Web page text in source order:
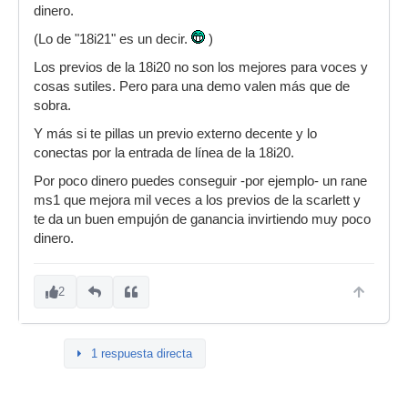
dinero.
(Lo de "18i21" es un decir.
)
Los previos de la 18i20 no son los mejores para voces y
cosas sutiles. Pero para una demo valen más que de
sobra.
Y más si te pillas un previo externo decente y lo
conectas por la entrada de línea de la 18i20.
Por poco dinero puedes conseguir -por ejemplo- un rane
ms1 que mejora mil veces a los previos de la scarlett y
te da un buen empujón de ganancia invirtiendo muy poco
dinero.
2
1 respuesta directa